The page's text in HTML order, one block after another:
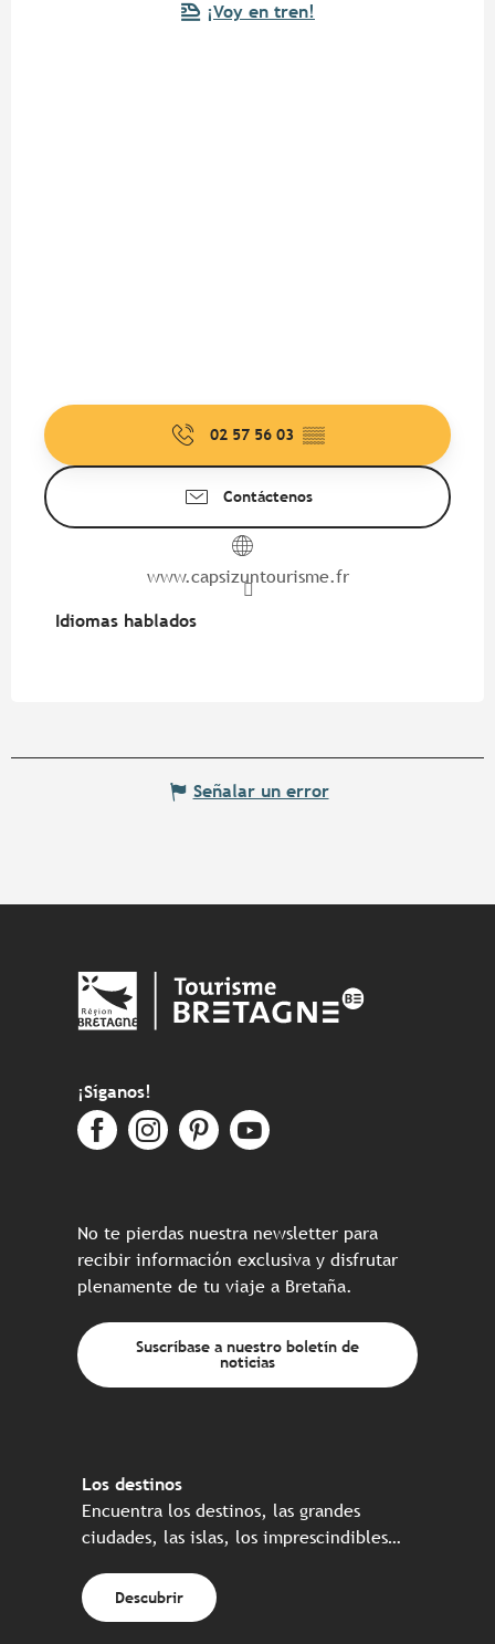
¡Voy en tren!
02 57 56 03 ▒▒
Contáctenos
www.capsizuntourisme.fr
Idiomas hablados
Idiomas hablados
Señalar un error
¡Síganos!
No te pierdas nuestra newsletter para
recibir información exclusiva y disfrutar
plenamente de tu viaje a Bretaña.
Suscríbase a nuestro boletín de
noticias
Los destinos
Encuentra los destinos, las grandes
ciudades, las islas, los imprescindibles…
Descubrir